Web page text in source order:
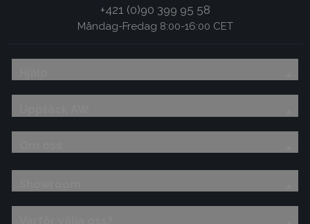
+421 (0)90 399 95 58
Måndag-Fredag 8:00-16:00 CET